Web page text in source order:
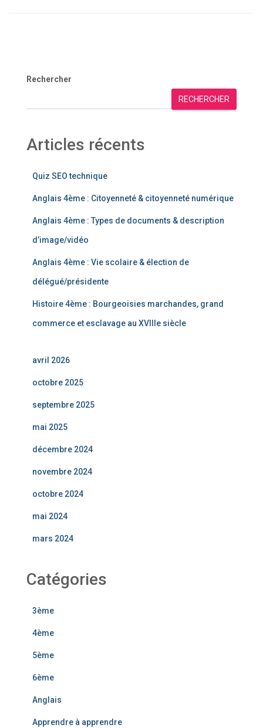
Rechercher
RECHERCHER
Articles récents
Quiz SEO technique
Anglais 4ème : Citoyenneté & citoyenneté numérique
Anglais 4ème : Types de documents & description
d’image/vidéo
Anglais 4ème : Vie scolaire & élection de
délégué/présidente
Histoire 4ème : Bourgeoisies marchandes, grand
commerce et esclavage au XVIIIe siècle
avril 2026
octobre 2025
septembre 2025
mai 2025
décembre 2024
novembre 2024
octobre 2024
mai 2024
mars 2024
Catégories
3ème
4ème
5ème
6ème
Anglais
Apprendre à apprendre